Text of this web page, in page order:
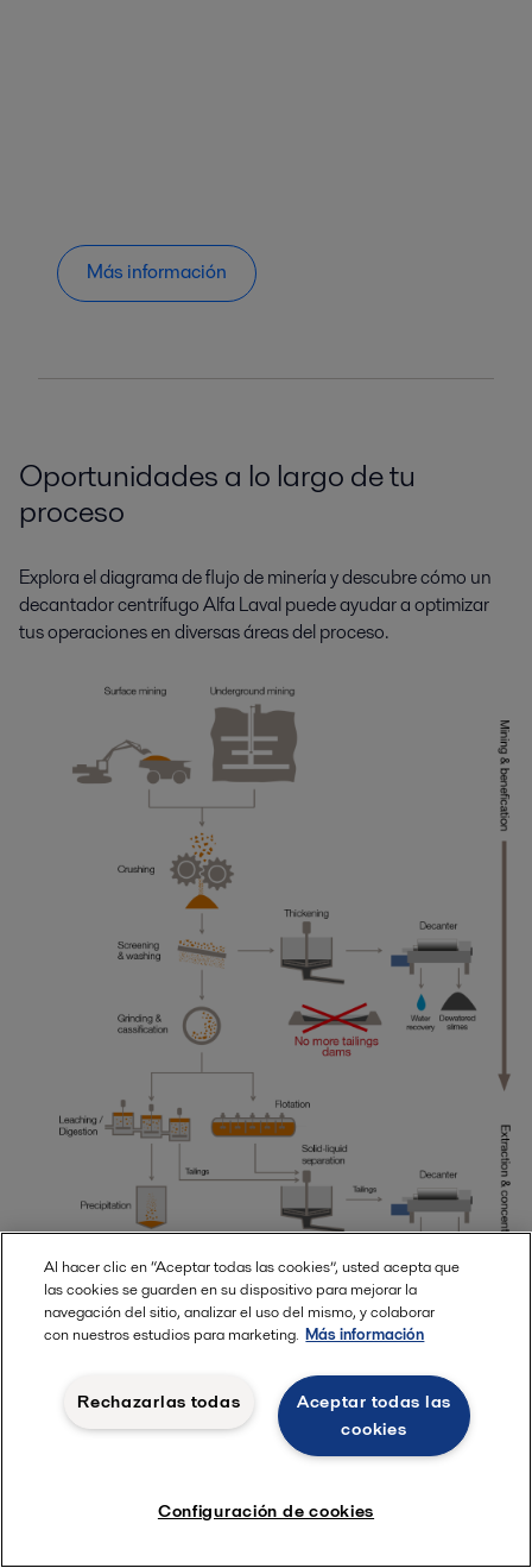
Más información
Oportunidades a lo largo de tu
proceso
Explora el diagrama de flujo de minería y descubre cómo un
decantador centrífugo Alfa Laval puede ayudar a optimizar
tus operaciones en diversas áreas del proceso.
Al hacer clic en “Aceptar todas las cookies”, usted acepta que
las cookies se guarden en su dispositivo para mejorar la
navegación del sitio, analizar el uso del mismo, y colaborar
con nuestros estudios para marketing. Más información
Aceptar todas las
cookies
Rechazarlas todas
Configuración de cookies